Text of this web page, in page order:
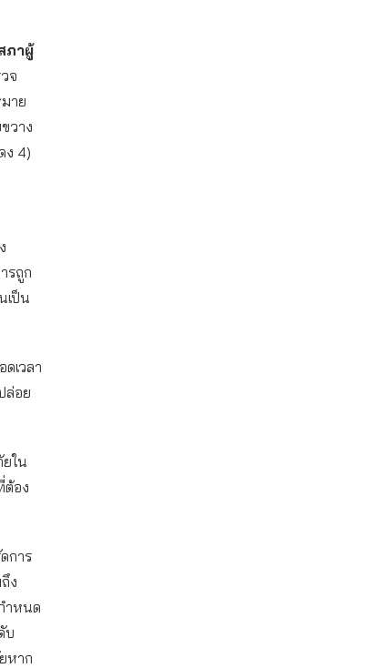
ภาผู้
จ
าย
วาง
ง 4)
รถูก
เป็น
เวลา
ล่อย
ใน
ต้อง
การ
ง
ำหนด
บ
หาก